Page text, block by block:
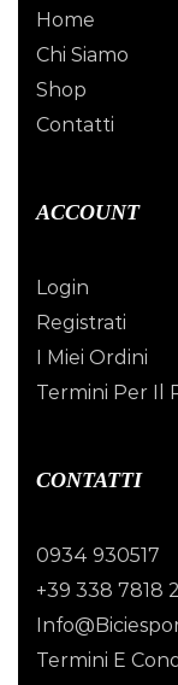
Home
Chi Siamo
Shop
Contatti
ACCOUNT
Login
Registrati
I Miei Ordini
Termini Per Il
CONTATTI
0934 930517
+39 338 7818
Termini E